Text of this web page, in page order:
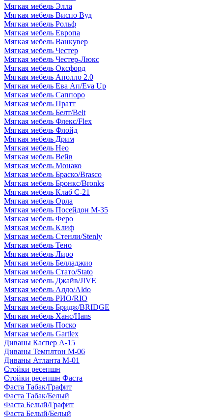
Мягкая мебель Элла
Мягкая мебель Виспо Вуд
Мягкая мебель Рольф
Мягкая мебель Европа
Мягкая мебель Ванкувер
Мягкая мебель Честер
Мягкая мебель Честер-Люкс
Мягкая мебель Оксфорд
Мягкая мебель Аполло 2.0
Мягкая мебель Ева Ап/Eva Up
Мягкая мебель Саппоро
Мягкая мебель Пратт
Мягкая мебель Белт/Belt
Мягкая мебель Флекс/Flex
Мягкая мебель Флойд
Мягкая мебель Дрим
Мягкая мебель Нео
Мягкая мебель Вейв
Мягкая мебель Монако
Мягкая мебель Браско/Brasco
Мягкая мебель Бронкс/Bronks
Мягкая мебель Клаб С-21
Мягкая мебель Орла
Мягкая мебель Посейдон М-35
Мягкая мебель Феро
Мягкая мебель Клиф
Мягкая мебель Стенли/Stenly
Мягкая мебель Тено
Мягкая мебель Лиро
Мягкая мебель Белладжио
Мягкая мебель Стато/Stato
Мягкая мебель Джайв/JIVE
Мягкая мебель Алдо/Aldo
Мягкая мебель РИО/RIO
Мягкая мебель Бридж/BRIDGE
Мягкая мебель Ханс/Hans
Мягкая мебель Поско
Мягкая мебель Gartlex
Диваны Каспер А-15
Диваны Темплтон М-06
Диваны Атланта М-01
Стойки ресепшн
Стойки ресепшн Фаста
Фаста Табак/Графит
Фаста Табак/Белый
Фаста Белый/Графит
Фаста Белый/Белый